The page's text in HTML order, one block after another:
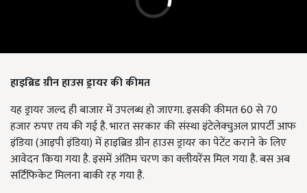
हाइब्रिड ग्रीन हाउस ड्रायर की कीमत
यह ड्रायर जल्द ही बाजार में उपलब्ध हो जाएगा. इसकी कीमत 60 से 70
हजार रुपए तय की गई है. भारत सरकार की संस्था इंटेलेक्चुअल प्रापर्टी आफ
इंडिया (आइपी इंडिया) में हाइब्रिड ग्रीन हाउस ड्रायर का पेटेंट कराने के लिए
आवेदन किया गया है. इसमें अंतिम चरण का क्लीयरेंस मिल गया है. बस अब
सर्टिफिकेट मिलना बाकी रह गया है.